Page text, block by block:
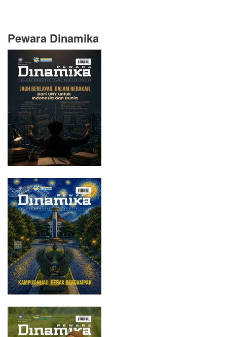
Pewara Dinamika